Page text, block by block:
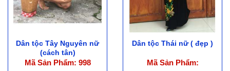
Dân tộc Tây Nguyên nữ
(cách tân)
Mã Sản Phẩm: 998
Dân tộc Thái nữ ( đẹp )
Mã Sản Phẩm: